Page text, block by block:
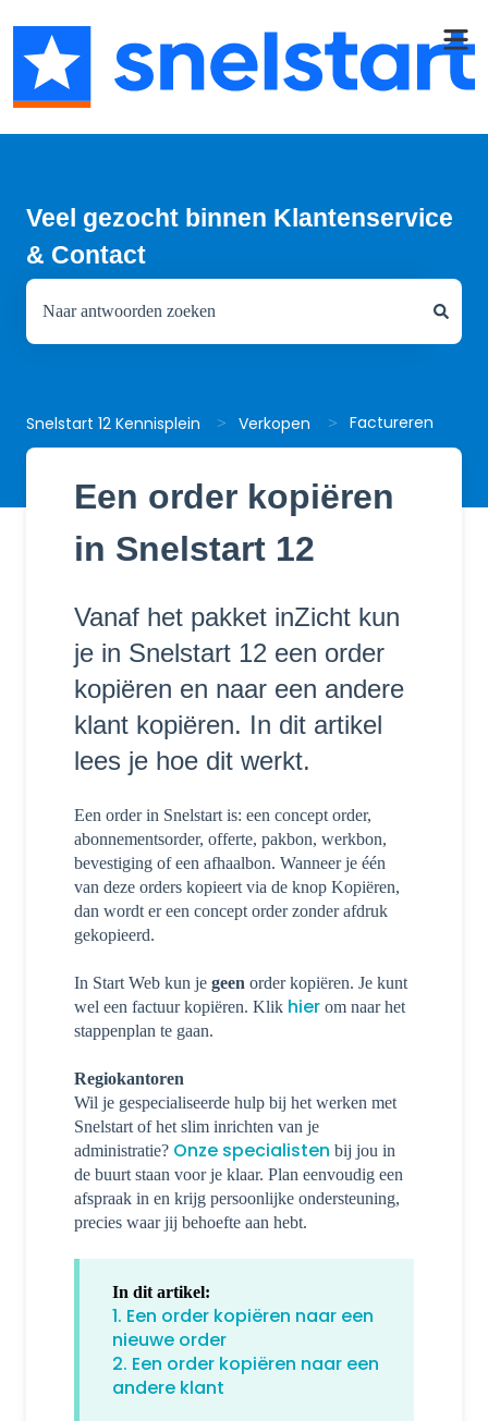
Veel gezocht binnen Klantenservice
& Contact
Snelstart 12 Kennisplein Verkopen Factureren
Een order kopiëren
in Snelstart 12
Vanaf het pakket inZicht kun
je in Snelstart 12 een order
kopiëren en naar een andere
klant kopiëren. In dit artikel
lees je hoe dit werkt.
Een order in Snelstart is: een concept order,
abonnementsorder, offerte, pakbon, werkbon,
bevestiging of een afhaalbon. Wanneer je één
van deze orders kopieert via de knop Kopiëren,
dan wordt er een concept order zonder afdruk
gekopieerd.
In Start Web kun je geen order kopiëren. Je kunt
wel een factuur kopiëren. Klik hier om naar het
stappenplan te gaan.
Regiokantoren
Wil je gespecialiseerde hulp bij het werken met
Snelstart of het slim inrichten van je
administratie? Onze specialisten bij jou in
de buurt staan voor je klaar. Plan eenvoudig een
afspraak in en krijg persoonlijke ondersteuning,
precies waar jij behoefte aan hebt.
In dit artikel:
1. Een order kopiëren naar een
nieuwe order
2. Een order kopiëren naar een
andere klant